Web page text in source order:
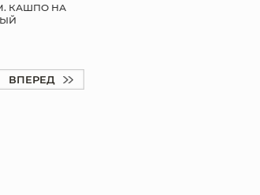
КАШПО НА
ВПЕРЕД